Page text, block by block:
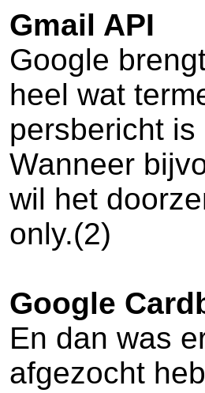
Gmail API
Google
heel wat
persbericht
Wanneer
wil het
only.(2)
Google
En dan was
afgezocht